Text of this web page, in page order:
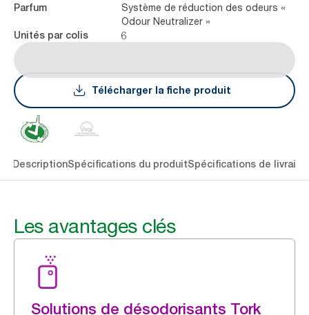
Parfum
Système de réduction des odeurs «
Odour Neutralizer »
Unités par colis 6
Télécharger la fiche produit
DescriptionSpécifications du produitSpécifications de
Les avantages clés
Solutions de désodorisants Tork